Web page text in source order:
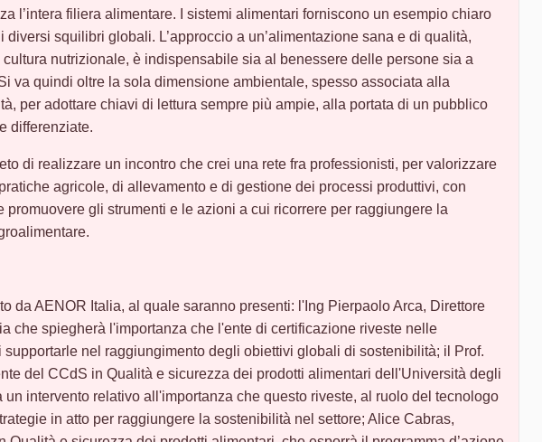
l’intera filiera alimentare. I sistemi alimentari forniscono un esempio chiaro
diversi squilibri globali. L’approccio a un’alimentazione sana e di qualità,
nutrizionale, è indispensabile sia al benessere delle persone sia a
va quindi oltre la sola dimensione ambientale, spesso associata alla
per adottare chiavi di lettura sempre più ampie, alla portata di un pubblico
differenziate.
di realizzare un incontro che crei una rete fra professionisti, per valorizzare
agricole, di allevamento e di gestione dei processi produttivi, con
promuovere gli strumenti e le azioni a cui ricorrere per raggiungere la
da AENOR Italia, al quale saranno presenti: l'Ing Pierpaolo Arca, Direttore
che spiegherà l'importanza che l'ente di certificazione riveste nelle
nel raggiungimento degli obiettivi globali di sostenibilità; il Prof.
del CCdS in Qualità e sicurezza dei prodotti alimentari dell'Università degli
un intervento relativo all'importanza che questo riveste, al ruolo del tecnologo
in atto per raggiungere la sostenibilità nel settore; Alice Cabras,